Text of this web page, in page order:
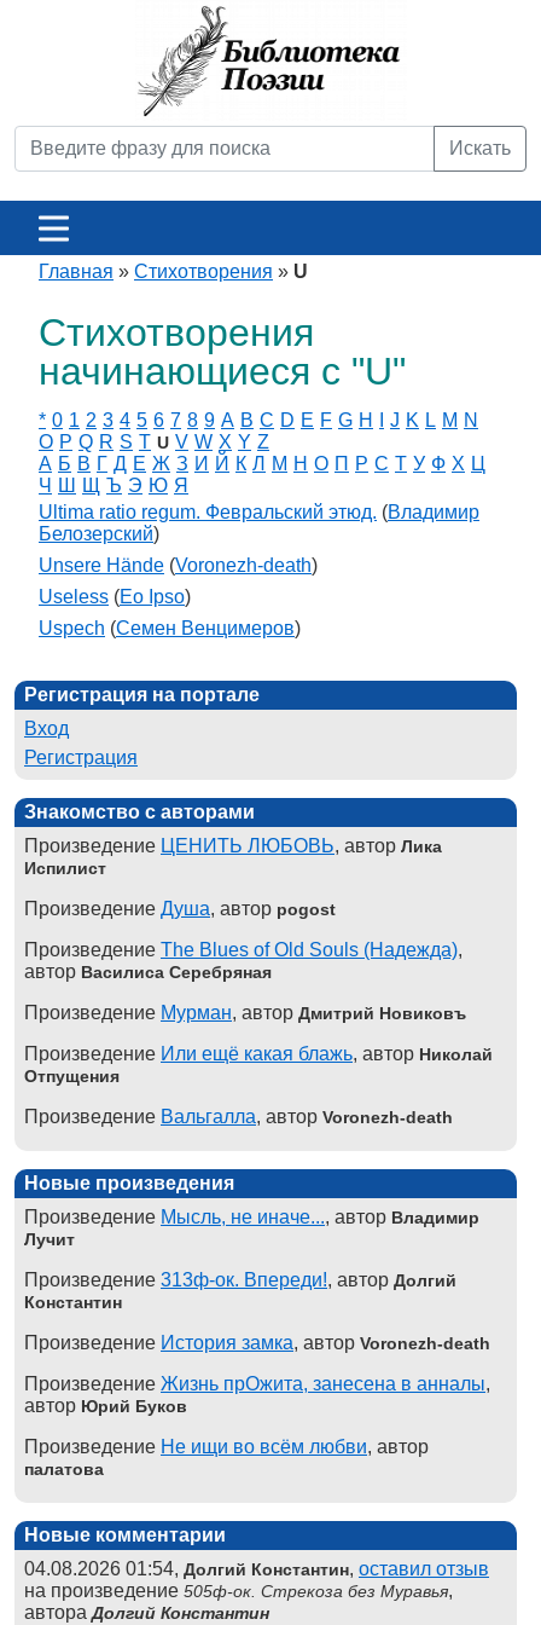
Искать
Главная » Стихотворения » U
Стихотворения
начинающиеся с "U"
* 0 1 2 3 4 5 6 7 8 9 A B C D E F G H J K L M N
O P Q R S T U V W X Y Z
А Б В Г Д Е Ж З И Й К Л М Н О П Р С Т У Ф Х Ц
Ч
Ш Щ Ъ Э Ю Я
Ultima ratio regum. Февральский этюд. (Владимир
Белозерский)
Unsere Hände (Voronezh-death)
Useless (Eo Ipso)
Uspech (Семен Венцимеров)
Регистрация на портале
Вход
Регистрация
Знакомство с авторами
Произведение ЦЕНИТЬ ЛЮБОВЬ, автор Лика
Испилист
Произведение Душа, автор pogost
Произведение The Blues of Old Souls (Надежда),
автор Василиса Серебряная
Произведение Мурман, автор Дмитрий Новиковъ
Произведение Или ещё какая блажь, автор Николай
Отпущения
Произведение Вальгалла, автор Voronezh-death
Новые произведения
Произведение Мысль, не иначе..., автор Владимир
Лучит
Произведение 313ф-ок. Впереди!, автор Долгий
Константин
Произведение История замка, автор Voronezh-death
Произведение Жизнь прОжита, занесена в анналы,
автор Юрий Буков
Произведение Не ищи во всём любви, автор
палатова
Новые комментарии
04.08.2026 01:54, Долгий Константин, оставил отзыв
на произведение 505ф-ок. Стрекоза без Муравья,
автораДолгий Константин